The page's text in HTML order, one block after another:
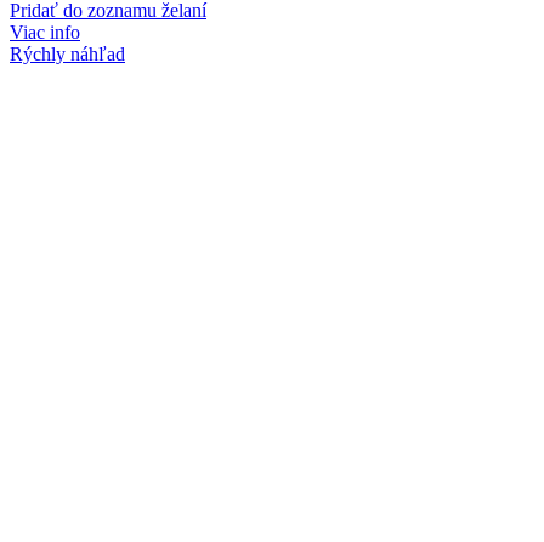
Pridať do zoznamu želaní
Viac info
Rýchly náhľad